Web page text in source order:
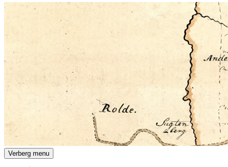
Drents Archief
Verberg menu